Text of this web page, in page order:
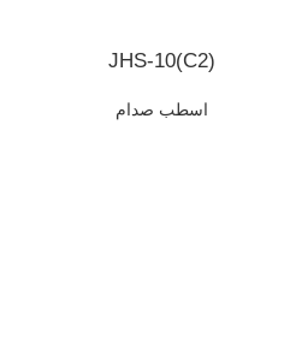
JHS-10(C2)
اسطب صدام